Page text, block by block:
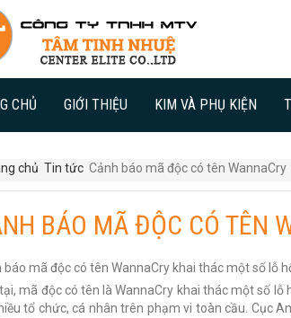
CHỦ GIỚI THIỆU KIM VÀ PHỤ KIỆN
chủ Tin tức Cảnh báo mã độc có tên WannaCry
BÁO MÃ ĐỘC CÓ TÊN
báo mã độc có tên WannaCry khai thác một số lỗ
tại, mã độc có tên là WannaCry khai thác một số
tổ chức, cá nhân trên phạm vi toàn cầu. Cục